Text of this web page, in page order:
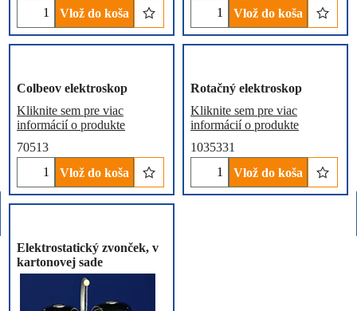
Vlož do koša
Vlož do koša
Colbeov elektroskop
Kliknite sem pre viac
informácií o produkte
70513
Vlož do koša
Rotačný elektroskop
Kliknite sem pre viac
informácií o produkte
1035331
Vlož do koša
Elektrostatický zvonček, v
kartonovej sade